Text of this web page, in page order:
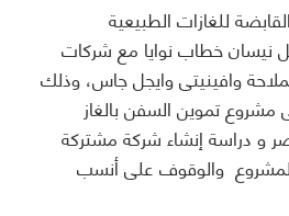
للغازات الطبيعية
نيسان خطاب نوايا مع شركات
وافينيتى وايجل جاس، وذلك
تموين السفن بالغاز
و دراسة إنشاء شركة مشتركة
والوقوف على أنسب